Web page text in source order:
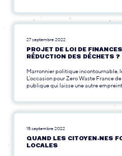
27 septembre 2022
PROJET DE LOI DE
RÉDUCTION DES DÉCHETS ?
Marronnier politique incontournable,
L’occasion pour Zero Waste France
publique qui laisse une autre
15 septembre 2022
QUAND LES CITOYEN·NES
LOCALES